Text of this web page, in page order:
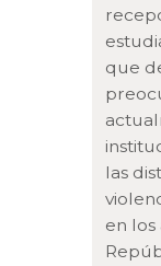
que
las
en